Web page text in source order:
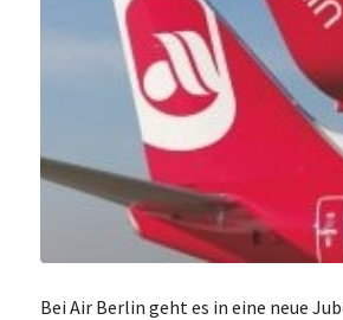
Bei Air Berlin geht es in eine neue